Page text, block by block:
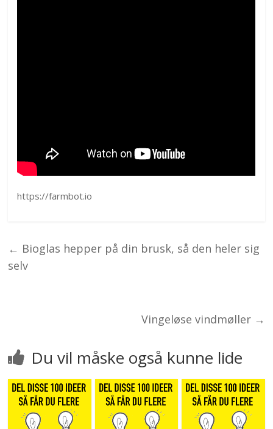
https://farmbot.io
← Bioglas hepper på din brusk, så den heler sig
selv
Vingeløse vindmøller →
Du vil måske også kunne lide